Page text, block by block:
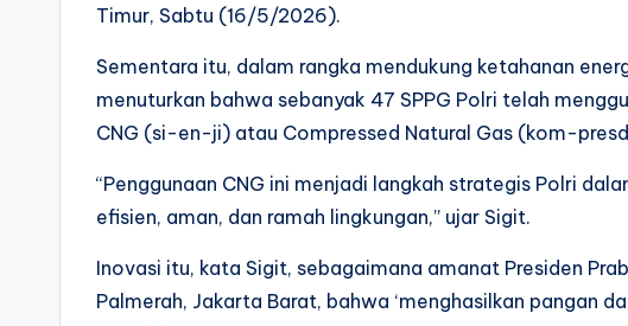
Timur, Sabtu (16/5/2026).
Sementara itu, dalam rangka mendukung ketahanan
menuturkan bahwa sebanyak 47 SPPG Polri telah
CNG (si-en-ji) atau Compressed Natural Gas (kom-
“Penggunaan CNG ini menjadi langkah strategis Polri
efisien, aman, dan ramah lingkungan,” ujar Sigit.
Inovasi itu, kata Sigit, sebagaimana amanat Presiden
Palmerah, Jakarta Barat, bahwa ‘menghasilkan pangan